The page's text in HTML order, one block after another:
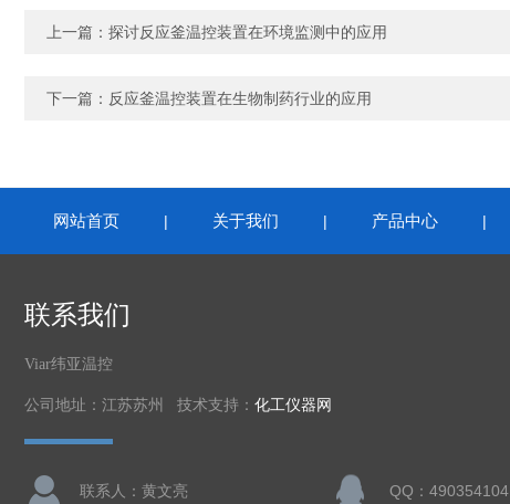
上一篇： 探讨反应釜温控装置在环境监测中的应用
下一篇： 反应釜温控装置在生物制药行业的应用
网站首页 | 关于我们 | 产品中心 |
联系我们
Viar纬亚温控
公司地址：江苏苏州 技术支持： 化工仪器网
联系人：黄文亮 QQ：490354104